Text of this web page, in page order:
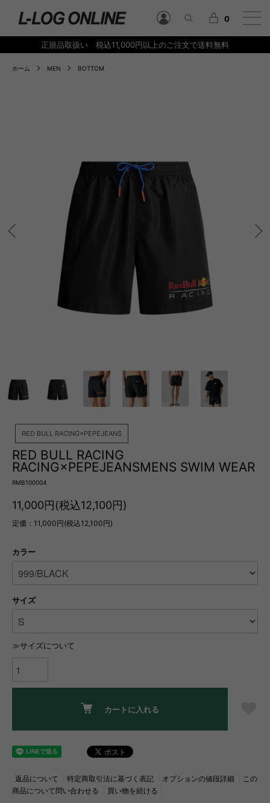
正規品取扱い 税込11,000円以上のご注文で送料無料
0
ホーム MEN BOTTOM
RED BULL RACING×PEPEJEANS
RED BULL RACING
RACING×PEPEJEANSMENS SWIM WEAR
RMB100004
11,000円(税込12,100円)
定価：11,000円(税込12,100円)
カラー
サイズ
≫サイズについて
カートに入れる
返品について 特定商取引法に基づく表記 オプションの値段詳細
この
商品について問い合わせる
買い物を続ける